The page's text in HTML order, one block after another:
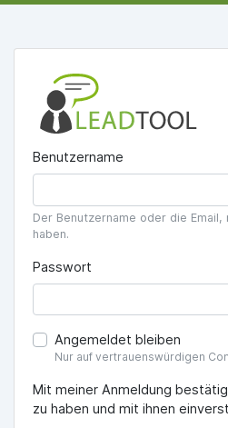
Benutzername
Der Benutzername oder die
haben.
Passwort
Angemeldet bleiben
Nur auf vertrauenswürdigen
Mit meiner Anmeldung
zu haben und mit ihnen